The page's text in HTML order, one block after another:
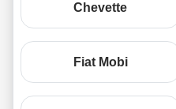
Chevette
Fiat Mobi